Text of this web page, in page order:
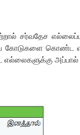
சர்வதேச
கொண்ட
எல்லைகளுக்கு